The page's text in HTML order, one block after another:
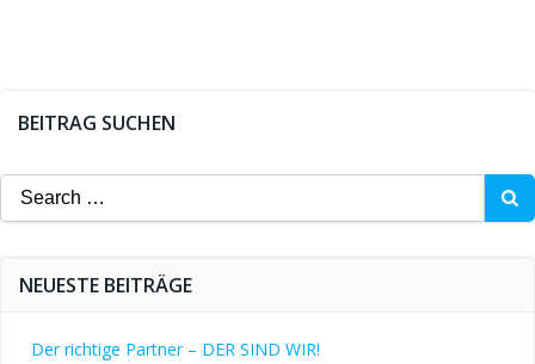
BEITRAG SUCHEN
Search
for:
NEUESTE BEITRÄGE
Der richtige Partner – DER SIND WIR!